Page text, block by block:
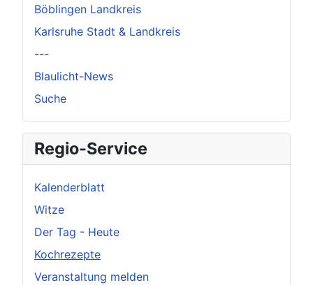
Böblingen Landkreis
Karlsruhe Stadt & Landkreis
---
Blaulicht-News
Suche
Regio-Service
Kalenderblatt
Witze
Der Tag - Heute
Kochrezepte
Veranstaltung melden